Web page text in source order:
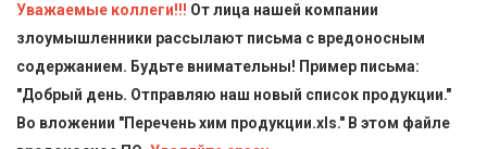
О КОМПАНИИ
ПРОДУКЦИЯ
Уважаемые коллеги!!! От лица нашей компании
злоумышленники рассылают письма с вредоносным
содержанием. Будьте внимательны! Пример письма:
"Добрый день. Отправляю наш новый список продукции."
Во вложении "Перечень хим продукции.xls." В этом файле